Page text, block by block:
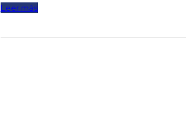
Leer más